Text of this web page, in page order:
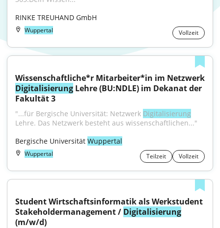
RINKE TREUHAND GmbH
Wuppertal Vollzeit
Digitalisierung Lehre (BU:NDLE) im Dekanat der
Fakultät 3
"...für Bergische Universität: Netzwerk Digitalisierung
Lehre. Das Netzwerk besteht aus wissenschaftlichen..."
Bergische Universität Wuppertal
Wuppertal Teilzeit Vollzeit
Student Wirtschaftsinformatik als Werkstudent
Stakeholdermanagement / Digitalisierung
(m/w/d)